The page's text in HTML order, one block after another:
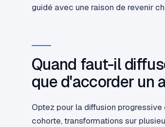
guidé avec une raison de revenir
Quand faut-il
que d'accorder un
Optez pour la diffusion
cohorte, transformations sur